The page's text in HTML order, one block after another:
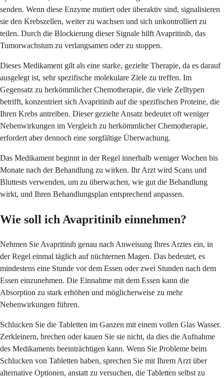
senden. Wenn diese Enzyme mutiert oder überaktiv sind, signalisieren
sie den Krebszellen, weiter zu wachsen und sich unkontrolliert zu
teilen. Durch die Blockierung dieser Signale hilft Avapritinib, das
Tumorwachstum zu verlangsamen oder zu stoppen.
Dieses Medikament gilt als eine starke, gezielte Therapie, da es darauf
ausgelegt ist, sehr spezifische molekulare Ziele zu treffen. Im
Gegensatz zu herkömmlicher Chemotherapie, die viele Zelltypen
betrifft, konzentriert sich Avapritinib auf die spezifischen Proteine, die
Ihren Krebs antreiben. Dieser gezielte Ansatz bedeutet oft weniger
Nebenwirkungen im Vergleich zu herkömmlicher Chemotherapie,
erfordert aber dennoch eine sorgfältige Überwachung.
Das Medikament beginnt in der Regel innerhalb weniger Wochen bis
Monate nach der Behandlung zu wirken. Ihr Arzt wird Scans und
Bluttests verwenden, um zu überwachen, wie gut die Behandlung
wirkt, und Ihren Behandlungsplan entsprechend anpassen.
Wie soll ich Avapritinib einnehmen?
Nehmen Sie Avapritinib genau nach Anweisung Ihres Arztes ein, in
der Regel einmal täglich auf nüchternen Magen. Das bedeutet, es
mindestens eine Stunde vor dem Essen oder zwei Stunden nach dem
Essen einzunehmen. Die Einnahme mit dem Essen kann die
Absorption zu stark erhöhen und möglicherweise zu mehr
Nebenwirkungen führen.
Schlucken Sie die Tabletten im Ganzen mit einem vollen Glas Wasser.
Zerkleinern, brechen oder kauen Sie sie nicht, da dies die Aufnahme
des Medikaments beeinträchtigen kann. Wenn Sie Probleme beim
Schlucken von Tabletten haben, sprechen Sie mit Ihrem Arzt über
alternative Optionen, anstatt zu versuchen, die Tabletten selbst zu